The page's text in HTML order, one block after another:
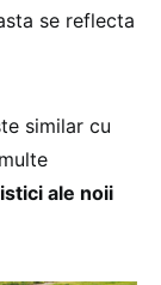
se reflecta
similar cu
ale noii